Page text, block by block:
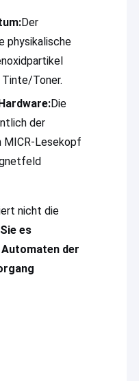
Der
physikalische
Tinte/Toner.
Die
der
MICR-Lesekopf
nicht die
es
der